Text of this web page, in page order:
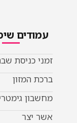
שימושיים
שבת
גימטריה